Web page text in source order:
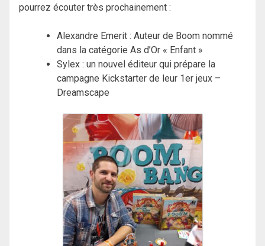
pourrez écouter très prochainement :
Alexandre Emerit : Auteur de Boom nommé
dans la catégorie As d’Or « Enfant »
Sylex : un nouvel éditeur qui prépare la
campagne Kickstarter de leur 1er jeux –
Dreamscape